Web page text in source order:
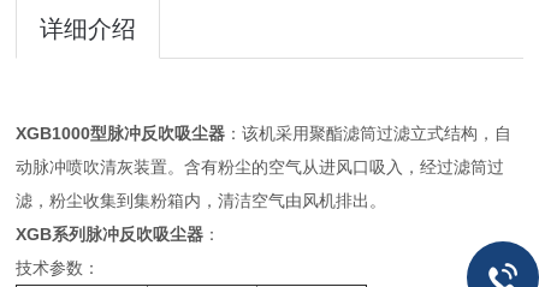
详细介绍
XGB1000型脉冲反吹吸尘器 ：该机采用聚酯滤筒过滤立式结构，自
动脉冲喷吹清灰装置。含有粉尘的空气从进风口吸入，经过滤筒过
滤，粉尘收集到集粉箱内，清洁空气由风机排出。
XGB系列 脉冲反吹吸尘器 ：
技术参数：